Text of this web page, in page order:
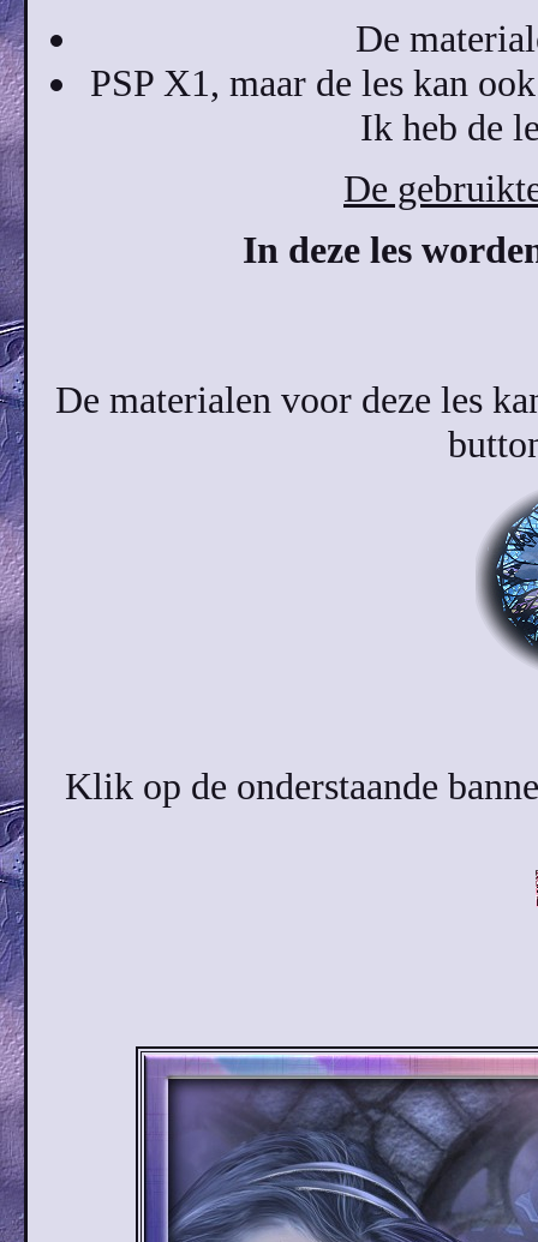
De
PSP X1, maar de les kan
Ik heb de
De
In deze les
De materialen voor deze les
Klik op de onderstaande